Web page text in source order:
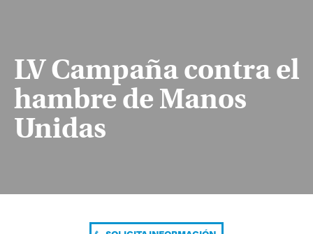
LV Campaña contra el
hambre de Manos
Unidas